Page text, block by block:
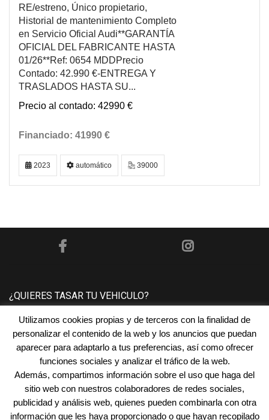
RE/estreno, Único propietario,
Historial de mantenimiento Completo
en Servicio Oficial Audi**GARANTÍA
OFICIAL DEL FABRICANTE HASTA
01/26**Ref: 0654 MDDPrecio
Contado: 42.990 €-ENTREGA Y
TRASLADOS HASTA SU...
42990 €
41990 €
2023 automático 39000
¿QUIERES TASAR TU VEHICULO?
Póngase en contacto con nosotros y le tasaremos su
vehículo sin ningún compromiso.
¿NECESITAS FINANCIACIÓN?
En Automóviles San Juan
encontramos la financiación
Utilizamos cookies propias y de terceros con la finalidad de
personalizar el contenido de la web y los anuncios que puedan
aparecer para adaptarlo a tus preferencias, así como ofrecer
funciones sociales y analizar el tráfico de la web.
Además, compartimos información sobre el uso que haga del
sitio web con nuestros colaboradores de redes sociales,
publicidad y análisis web, quienes pueden combinarla con otra
información que les haya proporcionado o que hayan recopilado